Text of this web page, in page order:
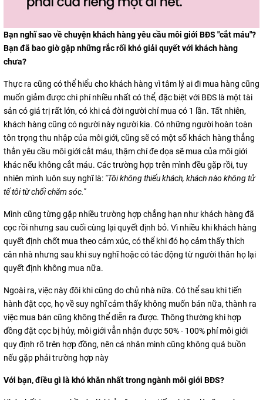
Bạn nghĩ sao về chuyện khách hàng yêu cầu môi giới BĐS "cắt máu"?
Bạn đã bao giờ gặp những rắc rối khó giải quyết với khách hàng
chưa?
Thực ra cũng có thể hiểu cho khách hàng vì tâm lý ai đi mua hàng cũng
muốn giảm được chi phí nhiều nhất có thể, đặc biệt với BĐS là một tài
sản có giá trị rất lớn, có khi cả đời người chỉ mua có 1 lần. Tất nhiên,
khách hàng cũng có người này người kia. Có những người hoàn toàn
tôn trọng thu nhập của môi giới, cũng sẽ có một số khách hàng thẳng
thắn yêu cầu môi giới cắt máu, thậm chí đe dọa sẽ mua của môi giới
khác nếu không cắt máu. Các trường hợp trên mình đều gặp rồi, tuy
nhiên mình luôn suy nghĩ là: "Tôi không thiếu khách, khách nào không tử
tế tôi từ chối chăm sóc."
Mình cũng từng gặp nhiều trường hợp chẳng hạn như khách hàng đã
cọc rồi nhưng sau cuối cùng lại quyết định bỏ. Vì nhiều khi khách hàng
quyết định chốt mua theo cảm xúc, có thể khi đó họ cảm thấy thích
căn nhà nhưng sau khi suy nghĩ hoặc có tác động từ người thân họ lại
quyết định không mua nữa.
Ngoài ra, việc này đôi khi cũng do chủ nhà nữa. Có thể sau khi tiến
hành đặt cọc, họ về suy nghĩ cảm thấy không muốn bán nữa, thành ra
việc mua bán cũng không thể diễn ra được. Thông thường khi hợp
đồng đặt cọc bị hủy, môi giới vẫn nhận được 50% - 100% phí môi giới
quy định rõ trên hợp đồng, nên cá nhân mình cũng không quá buồn
nếu gặp phải trường hợp này
Với bạn, điều gì là khó khăn nhất trong ngành môi giới BĐS?